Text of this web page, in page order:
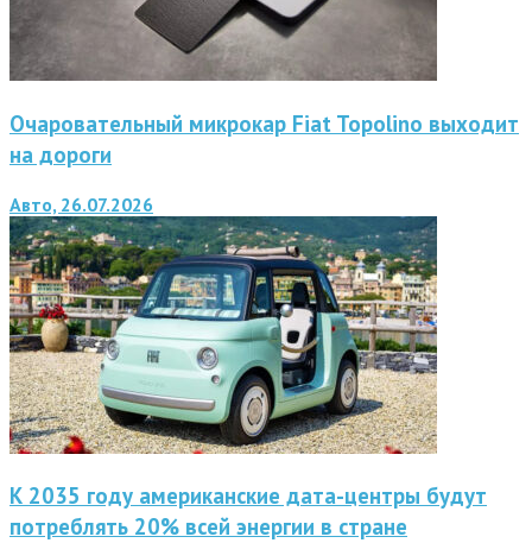
Очаровательный микрокар Fiat Topolino выходит
на дороги
Авто, 26.07.2026
К 2035 году американские дата-центры будут
потреблять 20% всей энергии в стране